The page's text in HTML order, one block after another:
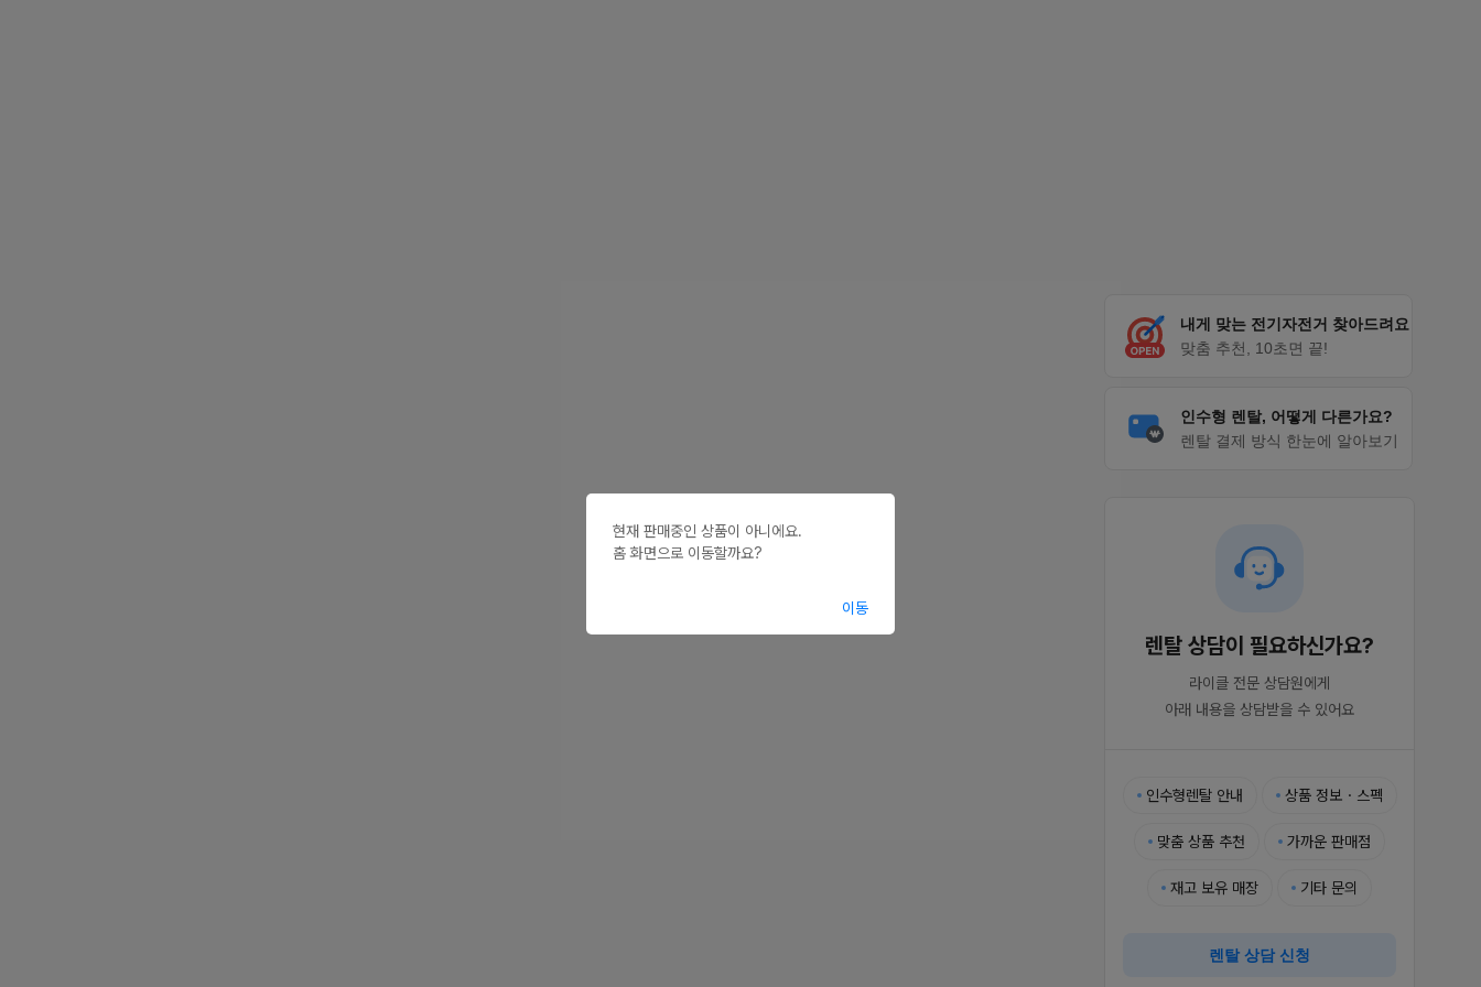
현재 판매중인 상품이 아니에요.
홈 화면으로 이동할까요?
이동
내게 맞는 전기자전거 찾아드려요
맞춤 추천, 10초면 끝!
인수형 렌탈, 어떻게 다른가요?
렌탈 결제 방식 한눈에 알아보기
렌탈 상담이 필요하신가요?
라이클 전문 상담원에게
아래 내용을 상담받을 수 있어요
인수형렌탈 안내 상품 정보・스펙
맞춤 상품 추천 가까운 판매점
재고 보유 매장 기타 문의
렌탈 상담 신청